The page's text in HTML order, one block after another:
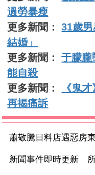
過勞暴瘦
更多新聞：31歲
結婚」
更多新聞：于朦
能自殺
更多新聞：
《鬼
再揭痛訴
蕭敬騰日料店遇惡房
新聞事件即時更新 所